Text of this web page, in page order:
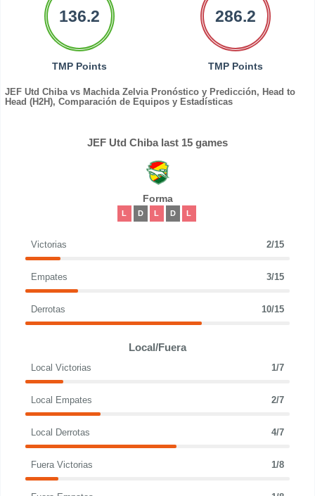
136.2
TMP Points
286.2
TMP Points
JEF Utd Chiba vs Machida Zelvia Pronóstico y Predicción, Head to
Head (H2H), Comparación de Equipos y Estadísticas
JEF Utd Chiba last 15 games
Forma
L D L D L
Victorias 2/15
Empates 3/15
Derrotas 10/15
Local/Fuera
Local Victorias 1/7
Local Empates 2/7
Local Derrotas 4/7
Fuera Victorias 1/8